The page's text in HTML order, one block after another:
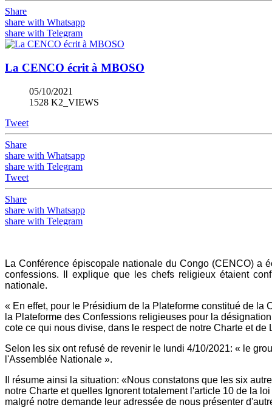
Share
share with Whatsapp
share with Telegram
La CENCO écrit à MBOSO
05/10/2021
1528 K2_VIEWS
Tweet
Share
share with Whatsapp
share with Telegram
Tweet
Share
share with Whatsapp
share with Telegram
La Conférence épiscopale nationale du Congo (CENCO) a
confessions. Il explique que les chefs religieux étaient
nationale.
« En effet, pour le Présidium de la Plateforme constitué de
la Plateforme des Confessions religieuses pour la
cote ce qui nous divise, dans le respect de notre Charte et
Selon les six ont refusé de revenir le lundi 4/10/2021: « le
l'Assemblée Nationale ».
Il résume ainsi la situation: «Nous constatons que les six
notre Charte et quelles Ignorent totalement l'article 10 de la
malgré notre demande leur adressée de nous présenter